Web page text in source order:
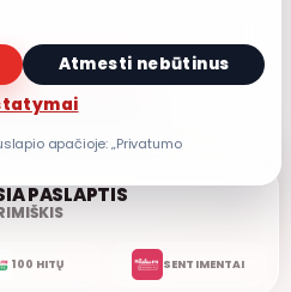
POLITIKA
nustatymai
PASLAPTIS
Atmesti nebūtinus
apačioje: „Privatumo